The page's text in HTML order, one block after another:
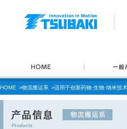
HOME >物流搬运系 >适用于创新药物·生物·纳米技